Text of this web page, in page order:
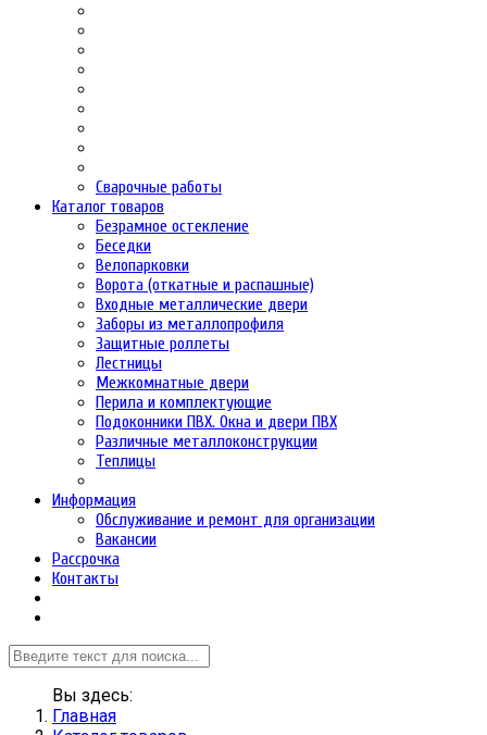
Сварочные работы
Каталог товаров
Безрамное остекление
Беседки
Велопарковки
Ворота (откатные и распашные)
Входные металлические двери
Заборы из металлопрофиля
Защитные роллеты
Лестницы
Межкомнатные двери
Перила и комплектующие
Подоконники ПВХ. Окна и двери ПВХ
Различные металлоконструкции
Теплицы
Информация
Обслуживание и ремонт для организации
Вакансии
Рассрочка
Контакты
Вы здесь:
Главная